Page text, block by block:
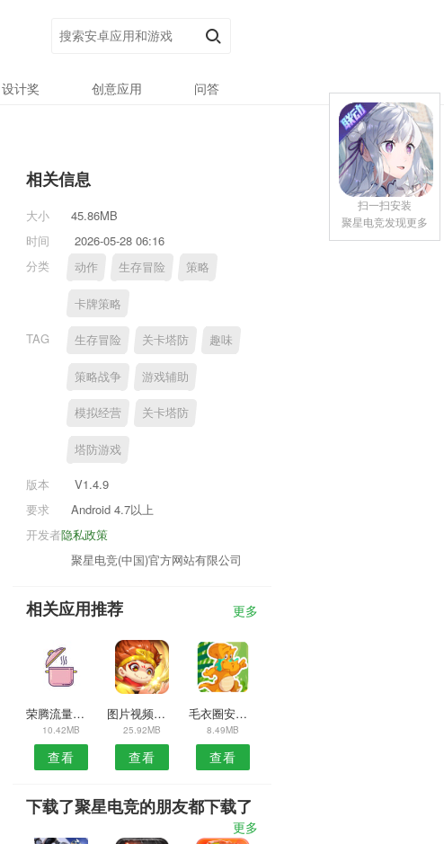
设计奖 创意应用 问答
相关信息
大小
45.86MB
时间
2026-05-28 06:16
分类
动作 生存冒险 策略
卡牌策略
TAG 生存冒险 关卡塔防 趣味
策略战争 游戏辅助
模拟经营 关卡塔防
塔防游戏
版本
V1.4.9
要求
Android 4.7以上
隐私政策
开发者
聚星电竞(中国)官方网站有限公司
相关应用推荐 更多
荣腾流量助手
10.42MB
查看
图片视频去水印软件
25.92MB
查看
毛衣圈安卓版
8.49MB
查看
下载了聚星电竞的朋友都下载了
更多
扫一扫安装
聚星电竞发现更多